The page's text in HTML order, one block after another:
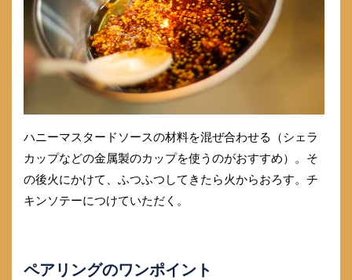
ハニーマスタードソースの材料を混ぜ合わせる（シェラ
カップなどの金属製のカップを使うのがおすすめ）。そ
の後火にかけて、ふつふつしてきたら火からおろす。チ
キンソテーにつけていただく。
ペアリングのワンポイント